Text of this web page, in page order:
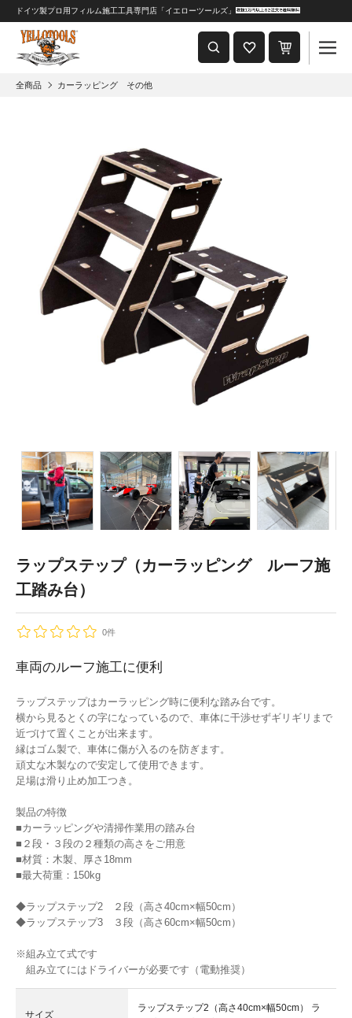
重要なおしらせ
2024年8月1日 価格改定につきまして
ドイツ製プロ用フィルム施工工具専門店「イエローツールズ」
全商品 カーラッピング その他
ラップステップ（カーラッピング ルーフ施
工踏み台）
0件
車両のルーフ施工に便利
ラップステップはカーラッピング時に便利な踏み台です。
横から見るとくの字になっているので、車体に干渉せずギリギリまで
近づけて置くことが出来ます。
縁はゴム製で、車体に傷が入るのを防ぎます。
頑丈な木製なので安定して使用できます。
足場は滑り止め加工つき。
製品の特徴
■カーラッピングや清掃作業用の踏み台
■２段・３段の２種類の高さをご用意
■材質：木製、厚さ18mm
■最大荷重：150kg
◆ラップステップ2 ２段（高さ40cm×幅50cm）
◆ラップステップ3 ３段（高さ60cm×幅50cm）
※組み立て式です
組み立てにはドライバーが必要です（電動推奨）
サイズ
ラップステップ2（高さ40cm×幅50cm） ラ